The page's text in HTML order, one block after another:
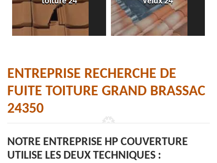
ENTREPRISE RECHERCHE DE
FUITE TOITURE GRAND BRASSAC
24350
NOTRE ENTREPRISE HP COUVERTURE
UTILISE LES DEUX TECHNIQUES :